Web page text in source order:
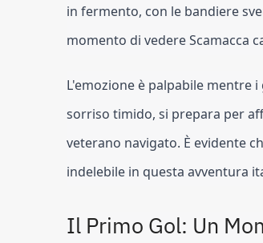
in fermento, con le bandiere
momento di vedere Scamacca
L'emozione è palpabile mentre
sorriso timido, si prepara per
veterano navigato. È evidente
indelebile in questa avventura
Il Primo Gol: Un